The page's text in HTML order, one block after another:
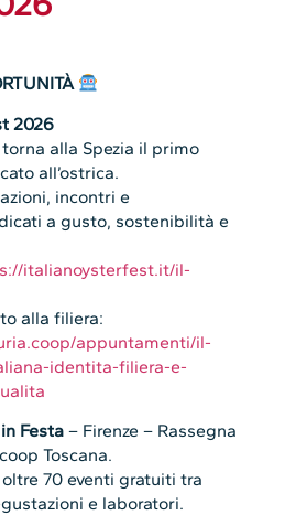
2026
alla Spezia il primo
all’ostrica.
incontri e
a gusto, sostenibilità e
italianoysterfest.it/il-
alla filiera:
appuntamenti/il-
identita-filiera-e-
Festa– Firenze – Rassegna
Toscana.
70 eventi gratuiti tra
e laboratori.